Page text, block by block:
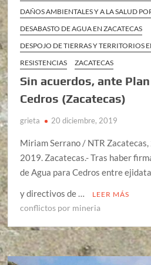
DAÑOS AMBIENTALES Y A LA SALUD
DESABASTO DE AGUA EN ZACATECAS
DESPOJO DE TIERRAS Y TERRITORIOS
RESISTENCIAS
ZACATECAS
Sin acuerdos, ante
Cedros (Zacatecas)
grieta 20 diciembre, 2019
Miriam Serrano / NTR
2019. Zacatecas.- Tras haber
de Agua para Cedros entre
y directivos de …
LEER MÁS
conflictos por mineria